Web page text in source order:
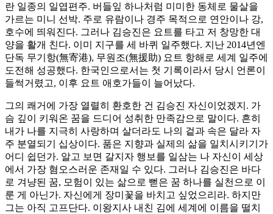
란 일종의 일엽편주. 버들잎 하나처럼 미미한 동체로 물살을
가르는 미니 선박. 주로 유람이나 경주 목적으로 연안이나 강,
호수에 띄워진다. 그러나 김승진은 요트를 타고 저 창망한 대
양을 활개 친다. 이미 지구를 세 바퀴 일주했다. 지난 2014년엔
단독 무기항(無寄港), 무원조(無援助) 요트 항해로 세계 일주에
도전해 성공했다. 한국인으로서는 첫 기록이라서 당시 언론이
들썩거렸고, 이후 요트 애호가들이 늘어났다.
그의 쾌거에 가장 열렬히 환호한 건 김승진 자신이었겠지. 가
슴 깊이 키워온 꿈을 드디어 성취한 만족감으로 말이다. 흔히
내가 나를 지극히 사랑하며 살더라도 나의 겉과 속은 달라 자
주 분열되기 십상이다. 품은 지향과 실제의 삶을 일치시키기가
어디 쉽던가. 알고 보면 갈지자 행보를 일삼는 나 자신이 세상
에서 가장 혐오스러운 존재일 수 있다. 그러나 김승진은 바다
로 겨냥된 꿈, 모험이 있는 삶으로 뻗은 꿈 하나를 실천으로 이
룬 게 아닌가. 자신에게 장미꽃을 바치고 싶었으리라. 하지만
그는 아직 고프단다. 이왕지사 내친 김에 세계에 이름을 떨치